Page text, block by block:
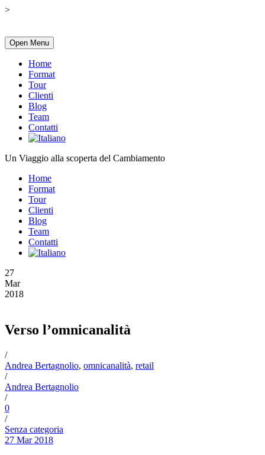
>
Open Menu
Home
Format
Tour
Clienti
Blog
Team
Contatti
Un Viaggio alla scoperta del Cambiamento
Home
Format
Tour
Clienti
Blog
Team
Contatti
27
Mar
2018
Verso l’omnicanalità
/
Andrea Bertagnolio, omnicanalità, retail
/
Andrea Bertagnolio
/
0
/
Senza categoria
27 Mar 2018